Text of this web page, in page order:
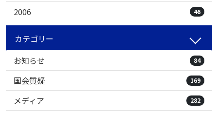
2006 46
カテゴリー
お知らせ
84
国会質疑 169
メディア 282